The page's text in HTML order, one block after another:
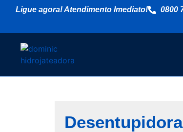
Ligue agora! Atendimento Imediato!
0800